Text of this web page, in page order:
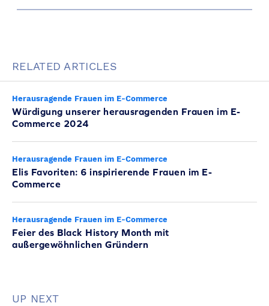
RELATED ARTICLES
Herausragende Frauen im E-Commerce
Würdigung unserer herausragenden Frauen im E-
Commerce 2024
Herausragende Frauen im E-Commerce
Elis Favoriten: 6 inspirierende Frauen im E-
Commerce
Herausragende Frauen im E-Commerce
Feier des Black History Month mit
außergewöhnlichen Gründern
UP NEXT